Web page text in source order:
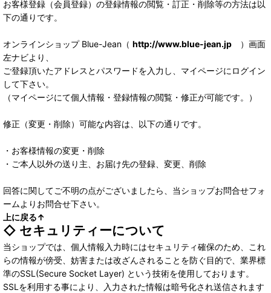
お客様登録（会員登録）の登録情報の閲覧・訂正・削除等の方法は以
下の通りです。
オンラインショップ Blue-Jean（ http://www.blue-jean.jp ）画面
左ナビより、
ご登録頂いたアドレスとパスワードを入力し、マイページにログイン
して下さい。
（マイページにて個人情報・登録情報の閲覧・修正が可能です。）
修正（変更・削除）可能な内容は、以下の通りです。
・お客様情報の変更・削除
・ご本人以外の送り主、お届け先の登録、変更、削除
回答に関してご不明の点がございましたら、当ショップお問合せフォ
ームよりお問合せ下さい。
上に戻る↑
◇ セキュリティーについて
当ショップでは、個人情報入力時にはセキュリティ確保のため、これ
らの情報が傍受、妨害または改ざんされることを防ぐ目的で、業界標
準のSSL(Secure Socket Layer) という技術を使用しております。
SSLを利用する事により、入力された情報は暗号化され送信されます